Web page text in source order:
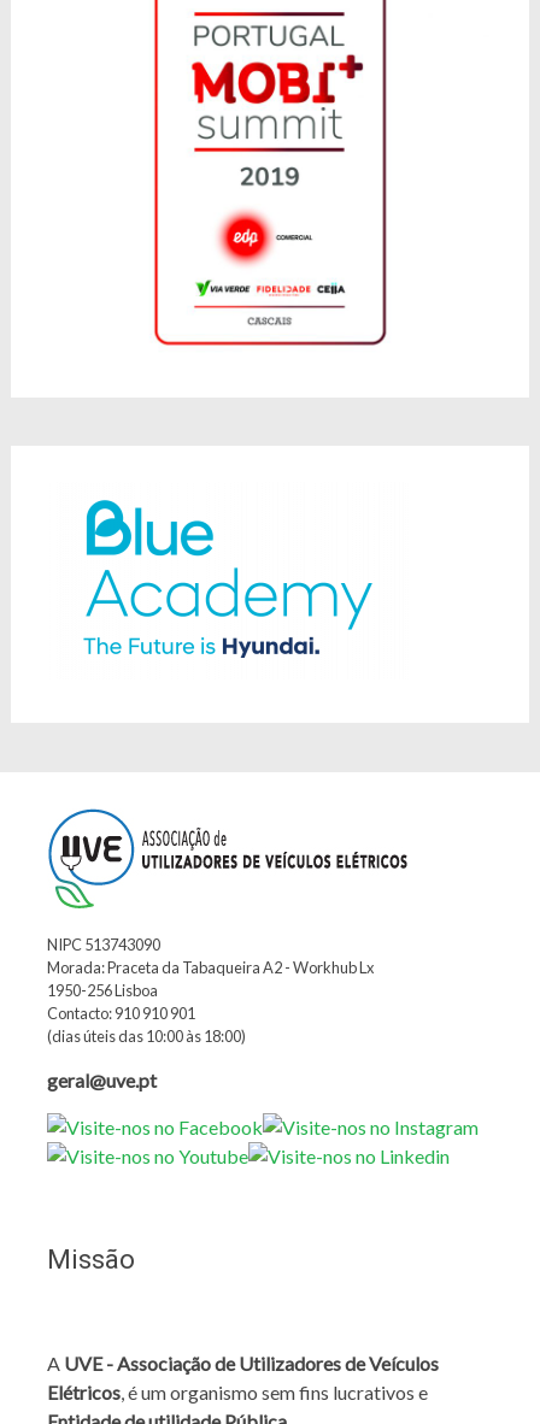
NIPC 513743090
Morada: Praceta da Tabaqueira A2 - Workhub Lx
1950-256 Lisboa
Contacto: 910 910 901
(dias úteis das 10:00 às 18:00)
geral@uve.pt
Missão
A UVE - Associação de Utilizadores de Veículos
Elétricos, é um organismo sem fins lucrativos e